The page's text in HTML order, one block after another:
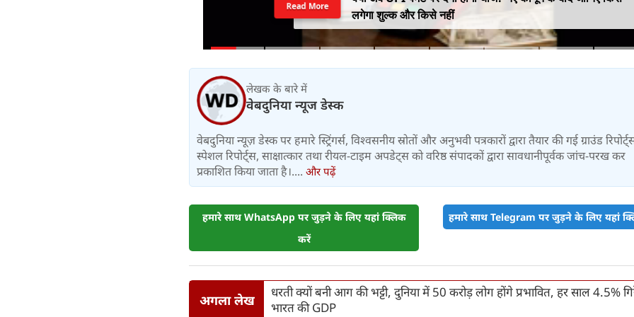
लगेगा शुल्क और किसे नहीं
Read More
लेखक के बारे में
वेबदुनिया न्यूज डेस्क
वेबदुनिया न्यूज़ डेस्क पर हमारे स्ट्रिंगर्स, विश्वसनीय स्रोतों और अनुभवी पत्रकारों द्वारा तैयार की गई ग्राउंड
स्पेशल रिपोर्ट्स, साक्षात्कार तथा रीयल-टाइम अपडेट्स को वरिष्ठ संपादकों द्वारा सावधानीपूर्वक जांच-परख कर
प्रकाशित किया जाता है।.... और पढ़ें
हमारे साथ WhatsApp पर जुड़ने के लिए यहां क्लिक
करें
हमारे साथ Telegram पर जुड़ने के लिए यहां
अगला लेख
धरती क्‍यों बनी आग की भट्टी, दुनिया में 50 करोड़ लोग होंगे प्रभावित, हर साल 4.5%
भारत की GDP